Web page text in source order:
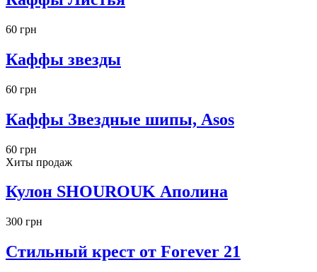
60 грн
Каффы звезды
60 грн
Каффы Звездные шипы, Asos
60 грн
Хиты продаж
Кулон SHOUROUK Аполина
300 грн
Стильный крест от Forever 21